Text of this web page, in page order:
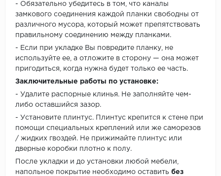
- Обязательно убедитесь в том, что каналы
замкового соединения каждой планки свободны от
различного мусора, который может препятствовать
правильному соединению между планками.
- Если при укладке Вы повредите планку, не
используйте ее, а отложите в сторону — она может
пригодиться, когда нужна будет только ее часть.
Заключительные работы по установке:
- Удалите распорные клинья. Не заполняйте чем-
либо оставшийся зазор.
- Установите плинтус. Плинтус крепится к стене при
помощи специальных креплений или же саморезов
/ жидких гвоздей. Не прижимайте плинтус или
дверные коробки плотно к полу.
После укладки и до установки любой мебели,
напольное покрытие необходимо оставить без